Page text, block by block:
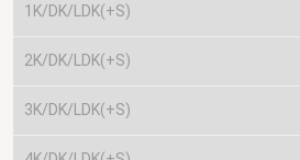
1K/DK/LDK(+S)
2K/DK/LDK(+S)
3K/DK/LDK(+S)